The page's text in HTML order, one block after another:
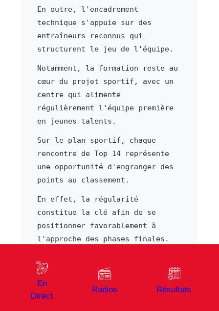
En outre, l'encadrement
technique s'appuie sur des
entraîneurs reconnus qui
structurent le jeu de l'équipe.
Notamment, la formation reste au
cœur du projet sportif, avec un
centre qui alimente
régulièrement l'équipe première
en jeunes talents.
Sur le plan sportif, chaque
rencontre de Top 14 représente
une opportunité d'engranger des
points au classement.
En effet, la régularité
constitue la clé afin de se
positionner favorablement à
l'approche des phases finales.
domicile bénéficient d'un
soutien populaire fort.
En
Direct
Radios Résultats